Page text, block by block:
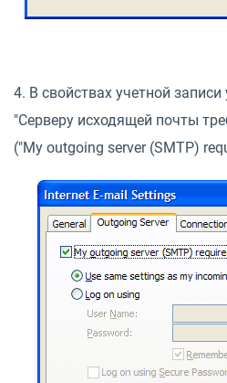
4. В свойствах учетной
"Серверу исходящей почты
("My outgoing server (SMTP)